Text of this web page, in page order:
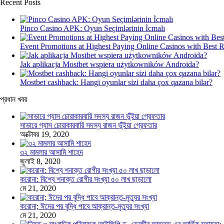
Recent Posts
Pinco Casino APK: Oyun Seçimlərinin İcmalı
Event Promotions at Highest Paying Online Casinos with Best
Jak aplikacja Mostbet wspiera użytkowników Androida?
Mostbet cashback: Hangi oyunlar sizi daha çox qazana bilər?
প্রধান খবর
সাভারে গ্যাস চোরাকারবারি সদস্য রাজন ভূঁইয়া গ্রেফতার
অক্টোবর 19, 2020
৩২ মামলার আসামি শাহেদ
জুলাই 8, 2020
করোনা: বিশ্বে শনাক্ত রোগীর সংখ্যা ৫০ লাখ ছাড়ালো
মে 21, 2020
করোনা; ঈদের পর বৃদ্ধি পাবে আক্রান্ত-মৃত্যুর সংখ্যা
মে 21, 2020